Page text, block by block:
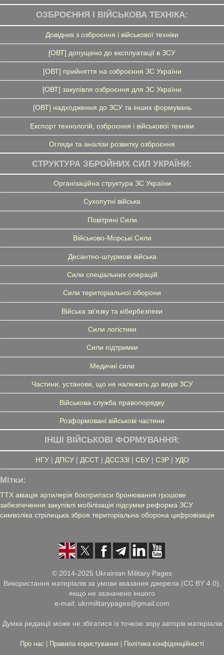
ОЗБРОЄННЯ І ВІЙСЬКОВА ТЕХНІКА:
Довідник з озброєння і військової техніки
[ОВТ] допущено до експлуатації в ЗСУ
[ОВТ] прийняття на озброєння ЗС України
[ОВТ] закупівля озброєння для ЗС України
[ОВТ] надходження до ЗСУ та інших формувань
Експорт технологій, озброєння і військової техніки
Огляди та аналізи розвитку озброєння
СТРУКТУРА ЗБРОЙНИХ СИЛ УКРАЇНИ:
Організаційна структура ЗС України
Сухопутні війська
Повітряні Сили
Військово-Морські Сили
Десантно-штурмові війська
Сили спеціальних операцій
Сили територіальної оборони
Війська зв'язку та кібербезпеки
Сили логістики
Сили підтримки
Медичні сили
Частини, установи, що не належать до видів ЗСУ
Військова служба правопорядку
Розформовані військові частини
ІНШІ ВІЙСЬКОВІ ФОРМУВАННЯ:
НГУ| ДПСУ| ДССТ| ДССЗЗІ | СБУ| СЗР| УДО
Мітки:
ТТХ авіація артилерія боєприпаси бронювання грошове
забезпечення закупівлі мобілізація підсумки реформа ЗСУ
символіка стрілецька зброя територіальна оборона цифровізація
© 2014-2025 Ukrainian Military Pages
Використання матеріалів за умови вказання джерела (CC BY 4.0),
якщо не зазначено іншого
e-mail: ukrmilitarypages@gmail.com
Думка редакції може не збігатися із точкою зору авторів матеріалів
Про нас Правила користування Політика конфіденційності